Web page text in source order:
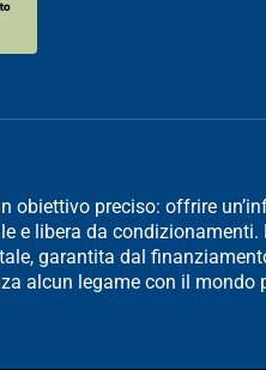
obiettivo preciso: offrire
e libera da condizionamenti.
garantita dal
alcun legame con il mondo